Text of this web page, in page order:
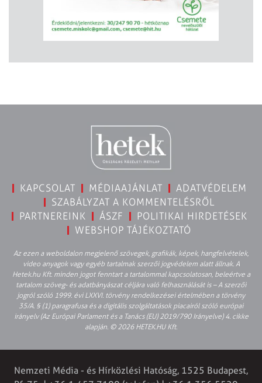
KAPCSOLAT MÉDIAAJÁNLAT
ADATVÉDELEM
SZABÁLYZAT A KOMMENTELÉSRŐL
PARTNEREINK
ÁSZF
POLITIKAI HIRDETÉSEK
WEBSHOP TÁJÉKOZTATÓ
Az ezen a weboldalon megjelenő szövegek, grafikák, képek, hangfelvételek,
video anyagok vagy egyéb tartalmak szerzői jogvédelem alatt állnak. A
Hetek.hu Kft. minden jogot fenntart a tartalommal kapcsolatosan, beleértve a
tartalom szöveg- és adatbányászat céljára való felhasználását is – A szerzői
jogról szóló 1999. évi LXXVI. törvény rendelkezései értelmében a törvény
35/A. § (1) paragrafusa és a digitális szolgáltatások piacairól szóló európai
irányelv (Az Európai Parlament és a Tanács (EU) 2019/790 Irányelve) 4. cikke
alapján. © 2026 HETEK.HU Kft.
Nemzeti Média - és Hírközlési Hatóság, 1525 Budapest,